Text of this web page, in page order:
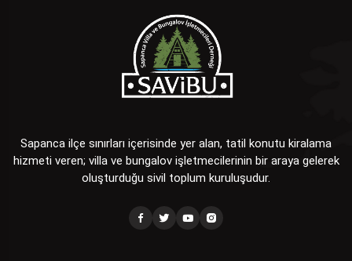
Sapanca ilçe sınırları içerisinde yer alan, tatil konutu kiralama
hizmeti veren; villa ve bungalov işletmecilerinin bir araya gelerek
oluşturduğu sivil toplum kuruluşudur.